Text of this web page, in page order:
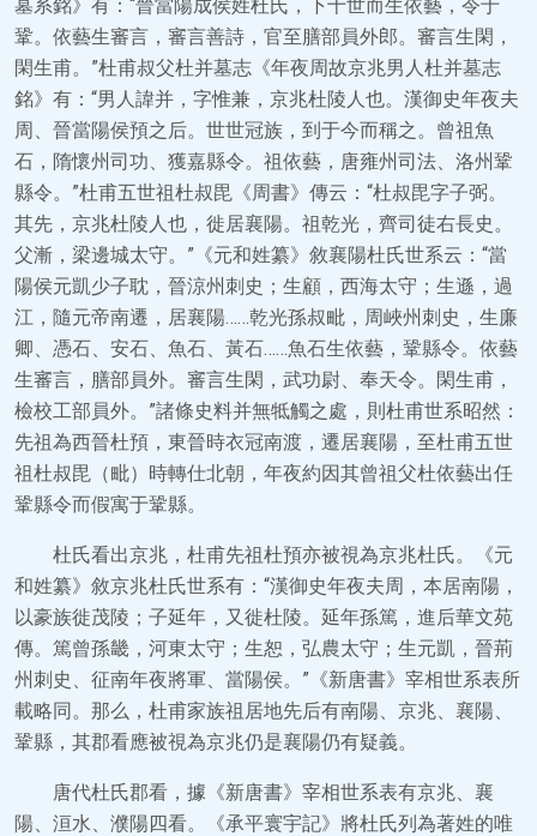
墓系銘》有：“晉當陽成侯姓杜氏，下十世而生依藝，令于
鞏。依藝生審言，審言善詩，官至膳部員外郎。審言生閑，
閑生甫。”杜甫叔父杜并墓志《年夜周故京兆男人杜并墓志
銘》有：“男人諱并，字惟兼，京兆杜陵人也。漢御史年夜夫
周、晉當陽侯預之后。世世冠族，到于今而稱之。曾祖魚
石，隋懷州司功、獲嘉縣令。祖依藝，唐雍州司法、洛州鞏
縣令。”杜甫五世祖杜叔毘《周書》傳云：“杜叔毘字子弼。
其先，京兆杜陵人也，徙居襄陽。祖乾光，齊司徒右長史。
父漸，梁邊城太守。”《元和姓纂》敘襄陽杜氏世系云：“當
陽侯元凱少子耽，晉涼州刺史；生顧，西海太守；生遜，過
江，隨元帝南遷，居襄陽……乾光孫叔毗，周峽州刺史，生廉
卿、憑石、安石、魚石、黃石……魚石生依藝，鞏縣令。依藝
生審言，膳部員外。審言生閑，武功尉、奉天令。閑生甫，
檢校工部員外。”諸條史料并無牴觸之處，則杜甫世系昭然：
先祖為西晉杜預，東晉時衣冠南渡，遷居襄陽，至杜甫五世
祖杜叔毘（毗）時轉仕北朝，年夜約因其曾祖父杜依藝出任
鞏縣令而假寓于鞏縣。
杜氏看出京兆，杜甫先祖杜預亦被視為京兆杜氏。《元
和姓纂》敘京兆杜氏世系有：“漢御史年夜夫周，本居南陽，
以豪族徙茂陵；子延年，又徙杜陵。延年孫篤，進后華文苑
傳。篤曾孫畿，河東太守；生恕，弘農太守；生元凱，晉荊
州刺史、征南年夜將軍、當陽侯。”《新唐書》宰相世系表所
載略同。那么，杜甫家族祖居地先后有南陽、京兆、襄陽、
鞏縣，其郡看應被視為京兆仍是襄陽仍有疑義。
唐代杜氏郡看，據《新唐書》宰相世系表有京兆、襄
陽、洹水、濮陽四看。《承平寰宇記》將杜氏列為著姓的唯